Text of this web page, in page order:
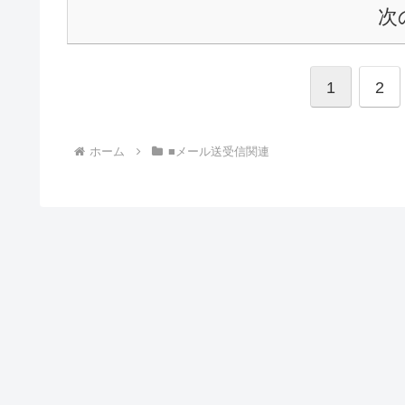
次
1 2
ホーム ■メール送受信関連